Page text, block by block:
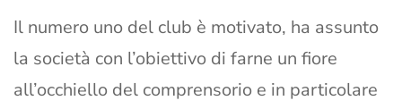
Il numero uno del club è motivato, ha assunto
la società con l’obiettivo di farne un fiore
all’occhiello del comprensorio e in particolare